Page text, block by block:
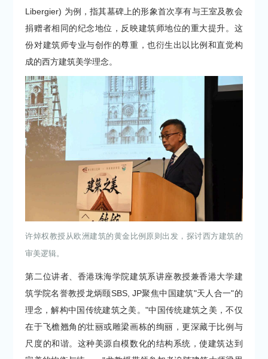
Libergier) 为例，指其墓碑上的形象首次享有与王室及教会
捐赠者相同的纪念地位，反映建筑师地位的重大提升。这
份对建筑师专业与创作的尊重，也衍生出以比例和直觉构
成的西方建筑美学理念。
许焯权教授从欧洲建筑的黄金比例原则出发，探讨西方建筑的
审美逻辑。
第二位讲者、香港珠海学院建筑系讲座教授兼香港大学建
筑学院名誉教授龙炳颐SBS, JP聚焦中国建筑"天人合一"的
理念，解构中国传统建筑之美。"中国传统建筑之美，不仅
在于飞檐翘角的壮丽或雕梁画栋的绚丽，更深藏于比例与
尺度的和谐。这种美源自模数化的结构系统，使建筑达到